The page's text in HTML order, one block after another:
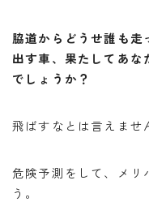
脇道からどうせ誰も
出す車、果たしてあな
でしょうか？
飛ばすなとは言えませ
危険予測をして、メリ
う。